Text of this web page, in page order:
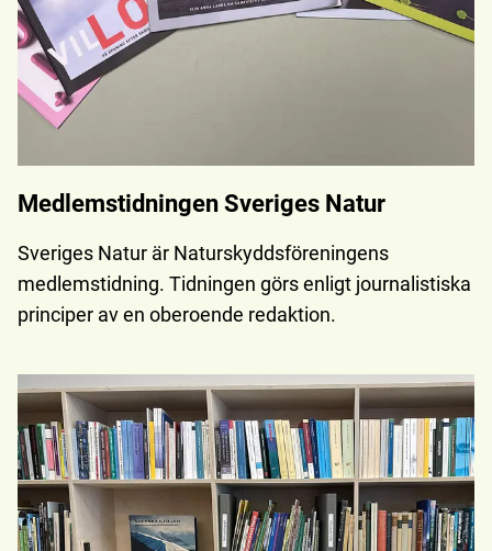
Medlemstidningen Sveriges Natur
Sveriges Natur är Naturskyddsföreningens
medlemstidning. Tidningen görs enligt journalistiska
principer av en oberoende redaktion.